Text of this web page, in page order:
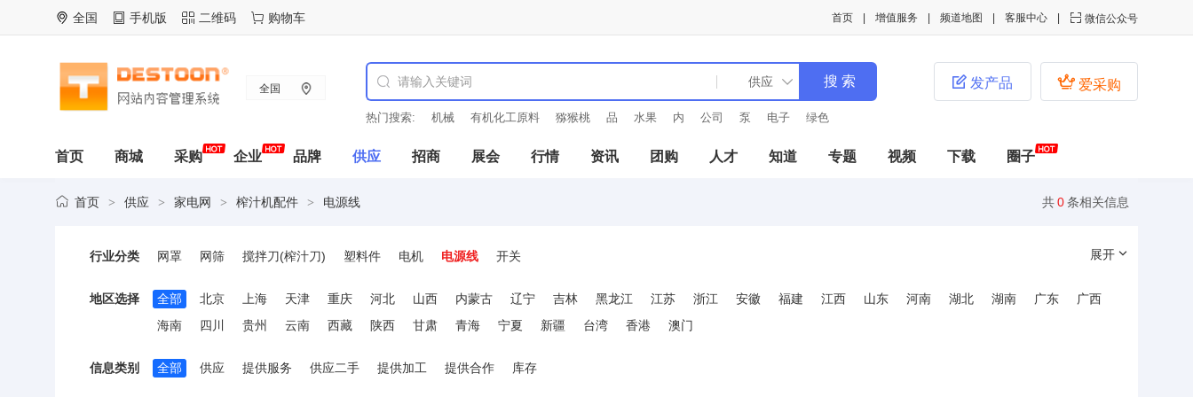
全国 手机版 二维码 购物车  微信公众号
客服中心
频道地图
增值服务
首页
全国
热门搜索: 机械 有机化工原料 猕猴桃 品 水果 内 公司 泵 电子 绿色
 爱采购
 发产品
首页 商城 采购 企业 品牌 供应 招商 展会 行情 资讯 团购 人才 知道 专题 视频 下载 圈子
共0条相关信息
首页 > 供应 > 家电网 > 榨汁机配件 > 电源线
行业分类 网罩 网筛 搅拌刀(榨汁刀) 塑料件 电机 电源线 开关 展开
地区选择 全部 北京 上海 天津 重庆 河北 山西 内蒙古 辽宁 吉林 黑龙江 江苏 浙江 安徽 福建 江西 山东 河南 湖北 湖南 广东
广西
海南
四川 贵州 云南 西藏 陕西 甘肃 青海 宁夏 新疆 台湾 香港 澳门
信息类别 全部 供应 提供服务 供应二手 提供加工 提供合作 库存